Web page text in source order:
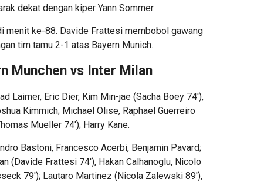
dekat dengan kiper Yann Sommer.
menit ke-88. Davide Frattesi membobol gawang
tim tamu 2-1 atas Bayern Munich.
Munchen vs Inter Milan
Laimer, Eric Dier, Kim Min-jae (Sacha Boey 74′),
Kimmich; Michael Olise, Raphael Guerreiro
Mueller 74′); Harry Kane.
Bastoni, Francesco Acerbi, Benjamin Pavard;
(Davide Frattesi 74′), Hakan Calhanoglu, Nicolo
79′); Lautaro Martinez (Nicola Zalewski 89′),